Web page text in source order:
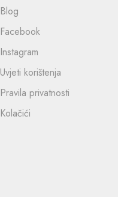
Blog
Facebook
Instagram
Uvjeti korištenja
Pravila privatnosti
Kolačići